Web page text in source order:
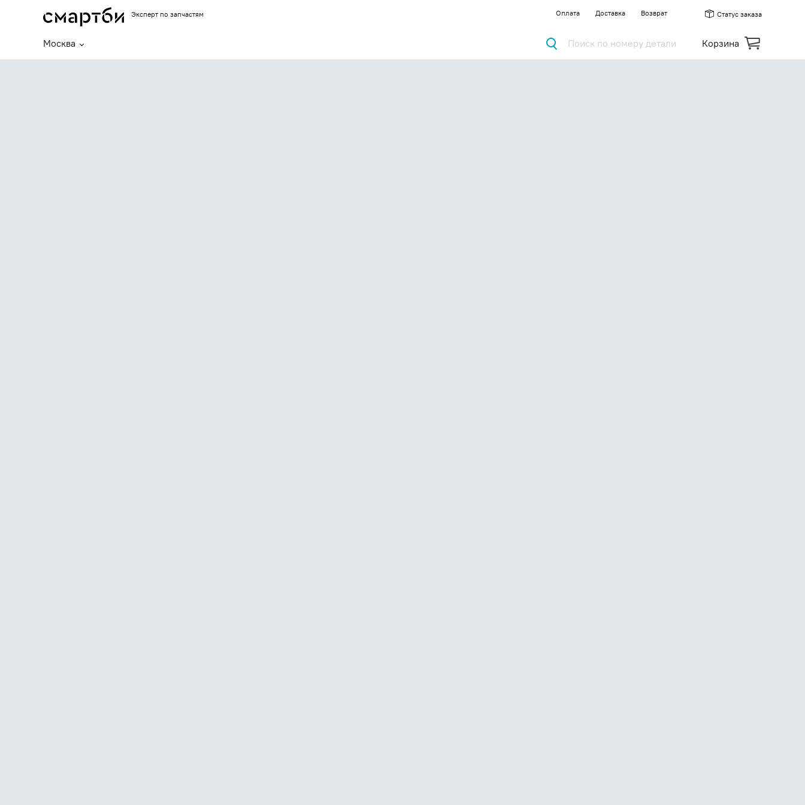
Эксперт по запчастям Оплата Доставка Возврат Статус заказа
Москва Корзина
Поиск по номеру детали